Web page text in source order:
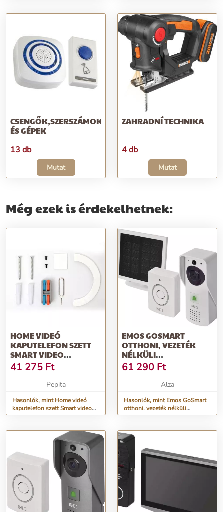
CSENGŐK,SZERSZÁMOK
ÉS GÉPEK
13 db
Mutat
ZAHRADNÍ TECHNIKA
4 db
Mutat
Még ezek is érdekelhetnek:
HOME VIDEÓ
KAPUTELEFON SZETT
SMART VIDEO
KAPUTELEFON DPV
WIFI 100
41 275 Ft
Pepita
Hasonlók, mint Home videó
kaputelefon szett Smart video
kaputelefon DPV WIFI 100
EMOS GOSMART
OTTHONI, VEZETÉK
NÉLKÜLI
AKKUMULÁTOROS
VIDEÓS KAPUTELEFON
IP-09D WIFIVEL ÉS
61 290 Ft
Alza
Hasonlók, mint Emos GoSmart
otthoni, vezeték nélküli
akkumulátoros videós
napelemmel